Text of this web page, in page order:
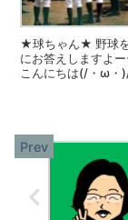
★球ちゃん★ 野球
にお答えしますよ
こんにちは(/・ω・